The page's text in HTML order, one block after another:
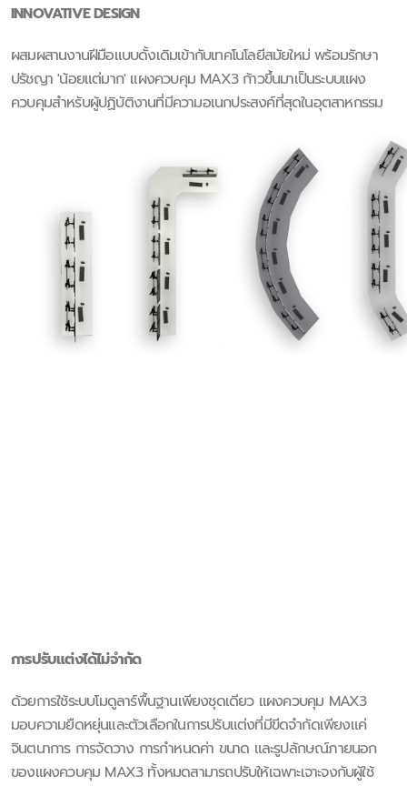
INNOVATIVE DESIGN
ผสมผสานงานฝีมือแบบดั้งเดิมเข้ากับเทคโนโลยีสมัยใหม่ พร้อมรักษา
ปรัชญา 'น้อยแต่มาก' แผงควบคุม MAX3 ก้าวขึ้นมาเป็นระบบแผง
ควบคุมสำหรับผู้ปฏิบัติงานที่มีความอเนกประสงค์ที่สุดในอุตสาหกรรม
การปรับแต่งได้ไม่จำกัด
ด้วยการใช้ระบบโมดูลาร์พื้นฐานเพียงชุดเดียว แผงควบคุม MAX3
มอบความยืดหยุ่นและตัวเลือกในการปรับแต่งที่มีขีดจำกัดเพียงแค่
จินตนาการ การจัดวาง การกำหนดค่า ขนาด และรูปลักษณ์ภายนอก
ของแผงควบคุม MAX3 ทั้งหมดสามารถปรับให้เฉพาะเจาะจงกับผู้ใช้